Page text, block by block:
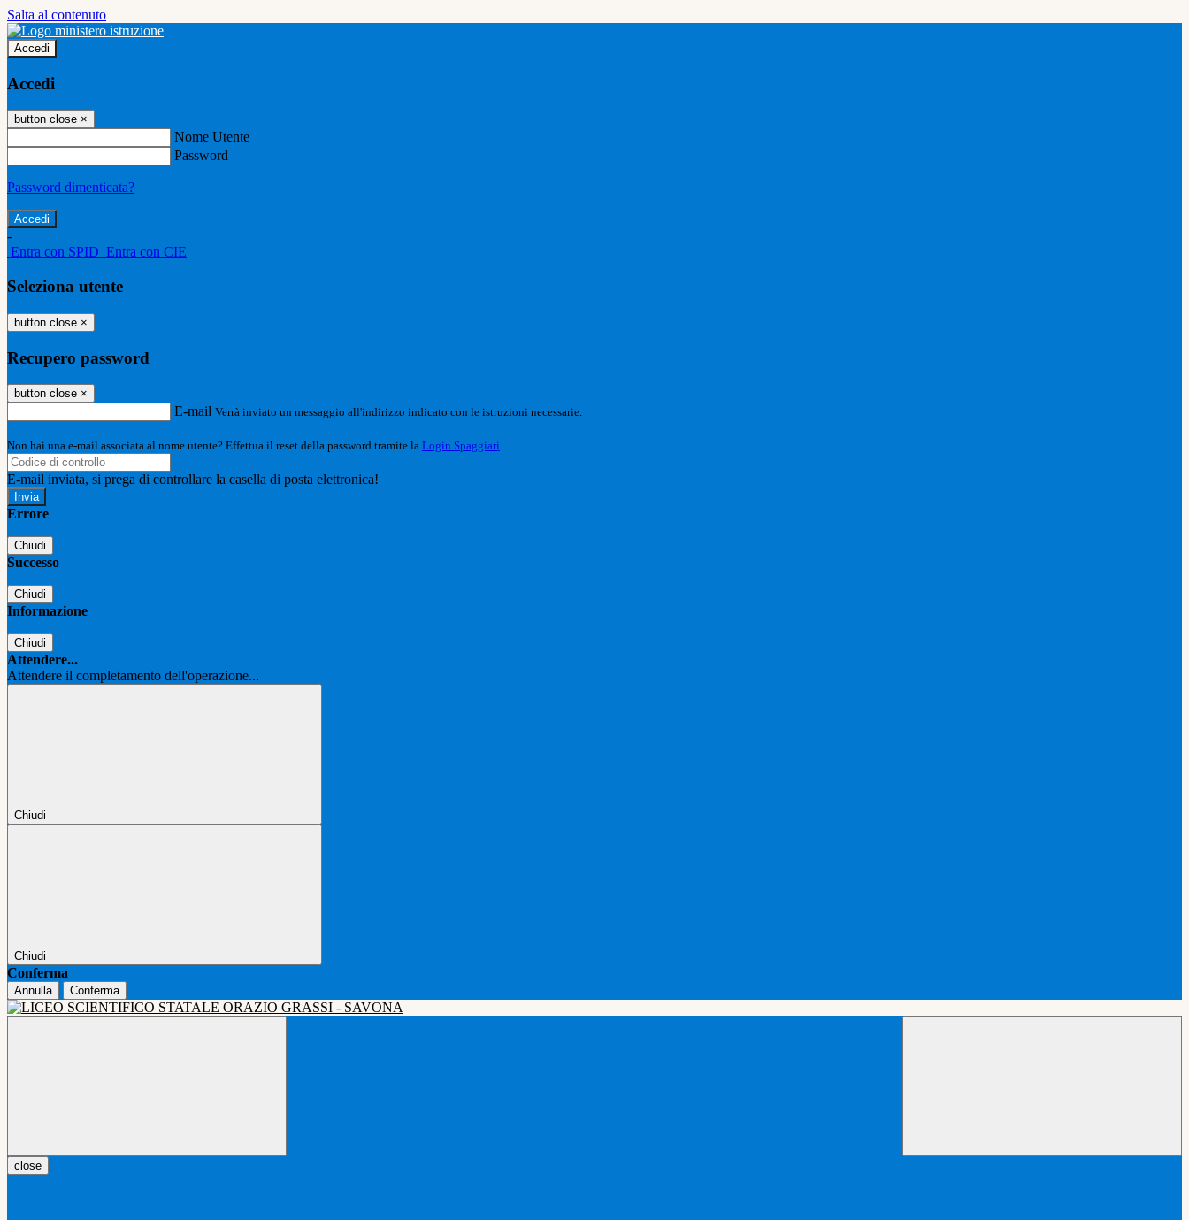
Salta al contenuto
Accedi
Accedi
button close ×
Nome Utente
Password
Password dimenticata?
-
Entra con SPID Entra con CIE
Seleziona utente
button close ×
Recupero password
button close ×
E-mail Verrà inviato un messaggio all'indirizzo indicato con le istruzioni necessarie.
Non hai una e-mail associata al nome utente? Effettua il reset della password tramite la Login Spaggiari
E-mail inviata, si prega di controllare la casella di posta elettronica!
Errore
Chiudi
Successo
Chiudi
Informazione
Chiudi
Attendere...
Attendere il completamento dell'operazione...
Chiudi
Chiudi
Conferma
Annulla Conferma
close